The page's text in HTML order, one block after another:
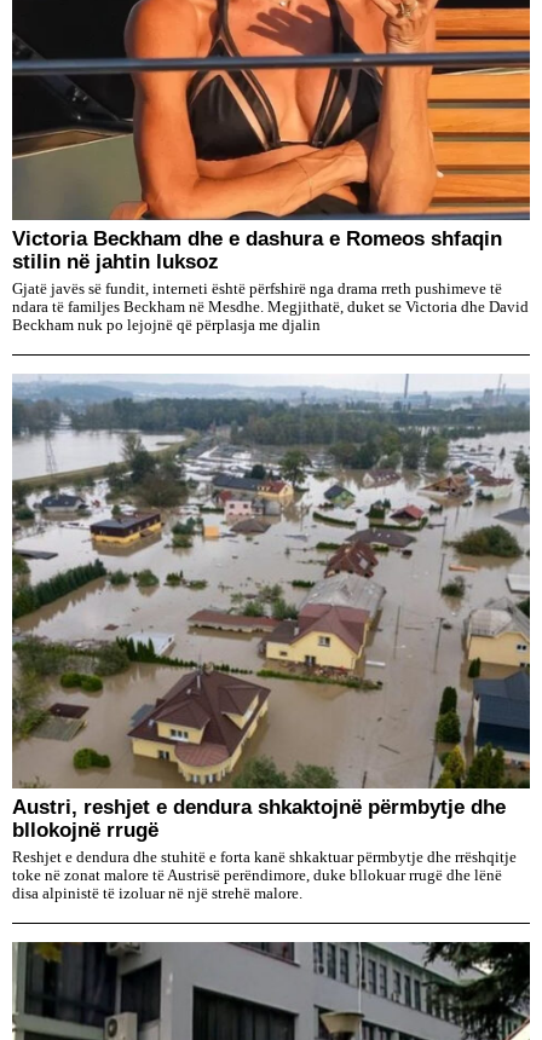
Victoria Beckham dhe e dashura e Romeos shfaqin
stilin në jahtin luksoz
Gjatë javës së fundit, interneti është përfshirë nga drama rreth pushimeve të
ndara të familjes Beckham në Mesdhe. Megjithatë, duket se Victoria dhe David
Beckham nuk po lejojnë që përplasja me djalin
Austri, reshjet e dendura shkaktojnë përmbytje dhe
bllokojnë rrugë
Reshjet e dendura dhe stuhitë e forta kanë shkaktuar përmbytje dhe rrëshqitje
toke në zonat malore të Austrisë perëndimore, duke bllokuar rrugë dhe lënë
disa alpinistë të izoluar në një strehë malore.